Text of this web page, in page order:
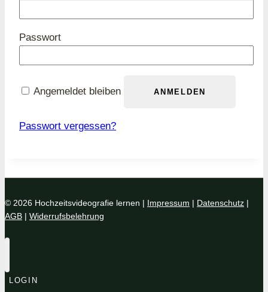
Passwort
Angemeldet bleiben ANMELDEN
Passwort vergessen?
© 2026 Hochzeitsvideografie lernen | Impressum | Datenschutz |
AGB | Widerrufsbelehrung
LOGIN